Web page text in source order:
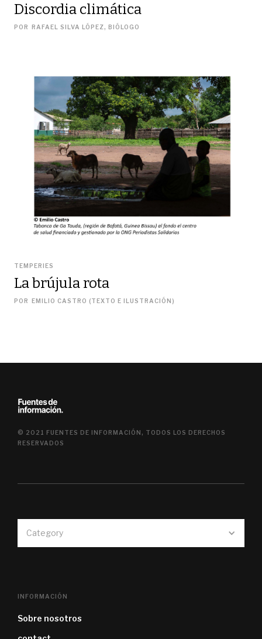
Discordia climática
POR RAFAEL SILVA LÓPEZ, BIÓLOGO
TEMPERIES
La brújula rota
POR EMILIO CASTRO (TEXTO E ILUSTRACIÓN)
© 2021 FUENTES DE INFORMACIÓN, TODOS LOS DERECHOS
RESERVADOS
Category
INFORMACIÓN
Sobre nosotros